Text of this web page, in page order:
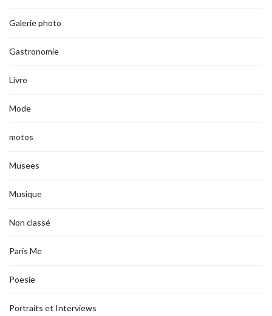
Galerie photo
Gastronomie
Livre
Mode
motos
Musees
Musique
Non classé
Paris Me
Poesie
Portraits et Interviews